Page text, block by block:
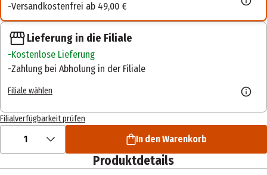
Versandkostenfrei ab 49,00 €
Lieferung in die Filiale
Kostenlose Lieferung
Zahlung bei Abholung in der Filiale
Filiale wählen
Filialverfügbarkeit prüfen
1 In den Warenkorb
Produktdetails